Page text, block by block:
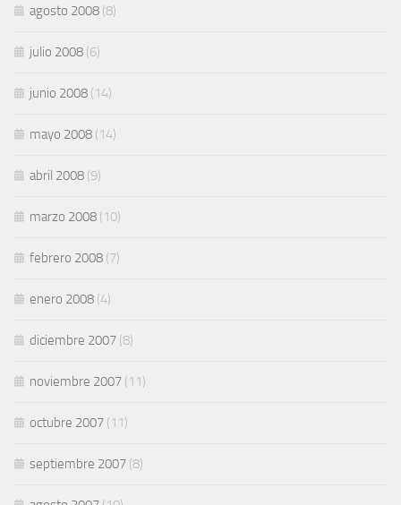
agosto 2008 (8)
julio 2008 (6)
junio 2008 (14)
mayo 2008 (14)
abril 2008 (9)
marzo 2008 (10)
febrero 2008 (7)
enero 2008 (4)
diciembre 2007 (8)
noviembre 2007 (11)
octubre 2007 (11)
septiembre 2007 (8)